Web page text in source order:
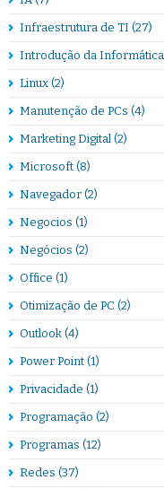
Infraestrutura de TI (27)
Introdução da Informática
Linux (2)
Manutenção de PCs (4)
Marketing Digital (2)
Microsoft (8)
Navegador (2)
Negocios (1)
Negócios (2)
Office (1)
Otimização de PC (2)
Outlook (4)
Power Point (1)
Privacidade (1)
Programação (2)
Programas (12)
Redes (37)